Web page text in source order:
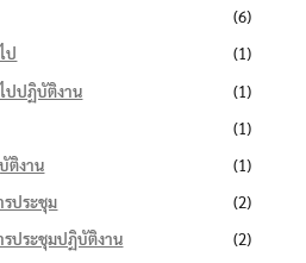
(6)
ป
(1)
ปปฏิบัติงาน
(1)
(1)
ติงาน
(1)
รประชุม
(2)
รประชุมปฏิบัติงาน
(2)